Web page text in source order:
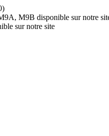
M9B disponible sur notre
sur notre site